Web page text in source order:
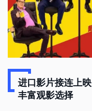
进口影片接连上映
丰富观影选择